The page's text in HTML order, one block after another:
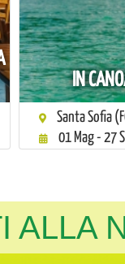
IN
Santa Sofia
01 Mag - 27
ALLA